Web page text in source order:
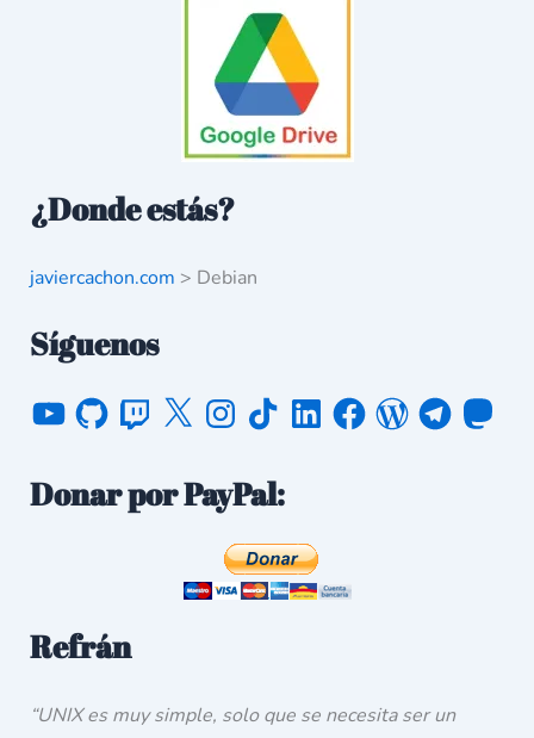
¿Donde estás?
javiercachon.com > Debian
Síguenos
Donar por PayPal:
Refrán
“UNIX es muy simple, solo que se necesita ser un